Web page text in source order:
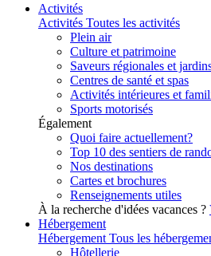
Activités
Activités Toutes les activités
Plein air
Culture et patrimoine
Saveurs régionales et
Centres de santé et spas
Activités intérieures et
Sports motorisés
Également
Quoi faire actuellement?
Top 10 des sentiers de
Nos destinations
Cartes et brochures
Renseignements utiles
À la recherche d'idées vacances ?
Hébergement
Hébergement Tous les
Hôtellerie